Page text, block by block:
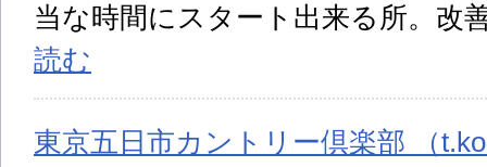
当な時間にスタート出来る所。改
読む
東京五日市カントリー倶楽部 （